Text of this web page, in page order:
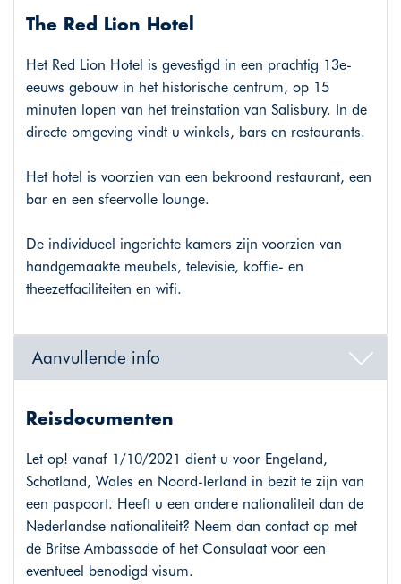
The Red Lion Hotel
Het Red Lion Hotel is gevestigd in een prachtig 13e-
eeuws gebouw in het historische centrum, op 15
minuten lopen van het treinstation van Salisbury. In de
directe omgeving vindt u winkels, bars en restaurants.
Het hotel is voorzien van een bekroond restaurant, een
bar en een sfeervolle lounge.
De individueel ingerichte kamers zijn voorzien van
handgemaakte meubels, televisie, koffie- en
theezetfaciliteiten en wifi.
Aanvullende info
Reisdocumenten
Let op! vanaf 1/10/2021 dient u voor Engeland,
Schotland, Wales en Noord-Ierland in bezit te zijn van
een paspoort. Heeft u een andere nationaliteit dan de
Nederlandse nationaliteit? Neem dan contact op met
de Britse Ambassade of het Consulaat voor een
eventueel benodigd visum.